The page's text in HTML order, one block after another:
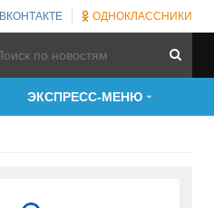
ВКОНТАКТЕ ОДНОКЛАССНИКИ
ЭКСПРЕСС-МЕНЮ